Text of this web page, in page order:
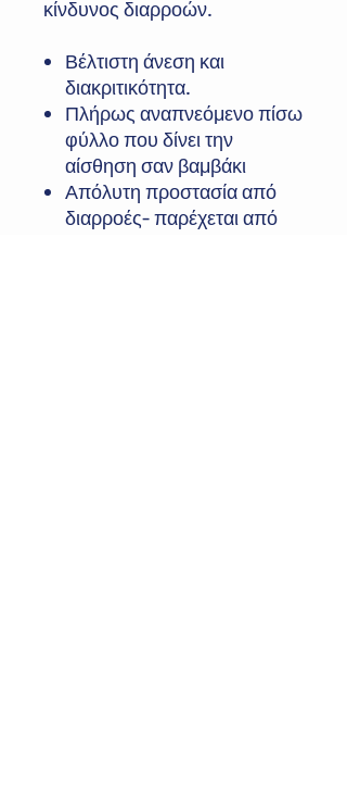
κίνδυνος διαρροών.
Βέλτιστη άνεση και
διακριτικότητα.
Πλήρως αναπνεόμενο πίσω
φύλλο που δίνει την
αίσθηση σαν βαμβάκι
Απόλυτη προστασία από
διαρροές- παρέχεται από